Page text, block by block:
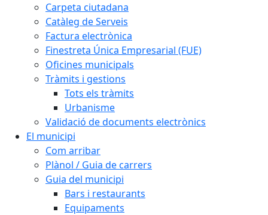
Carpeta ciutadana
Catàleg de Serveis
Factura electrònica
Finestreta Única Empresarial (FUE)
Oficines municipals
Tràmits i gestions
Tots els tràmits
Urbanisme
Validació de documents electrònics
El municipi
Com arribar
Plànol / Guia de carrers
Guia del municipi
Bars i restaurants
Equipaments